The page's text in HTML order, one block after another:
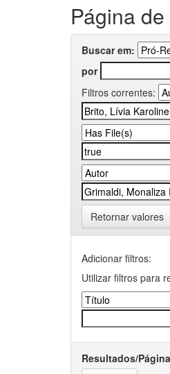
Página
Buscar em:
por
Filtros correntes:
Retornar valores
Adicionar filtros:
Utilizar filtros para
Resultados/Página